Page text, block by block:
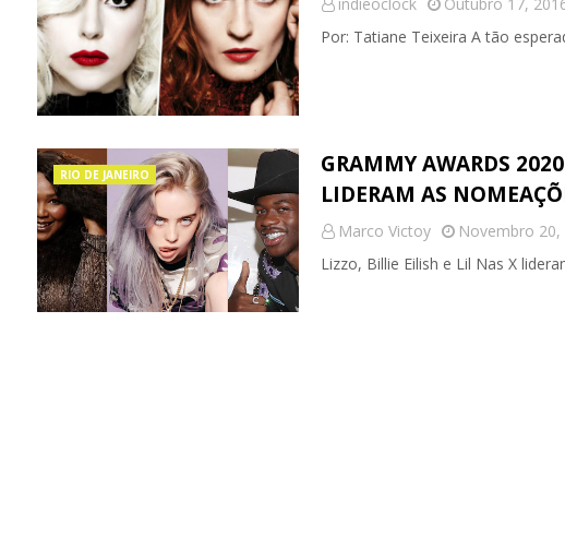
Por: Tatiane Teixeira A tão
RIO DE JANEIRO
GRAMMY AWARDS
LIDERAM AS
Marco Victoy
Novembro 20,
Lizzo, Billie Eilish e Lil Nas X